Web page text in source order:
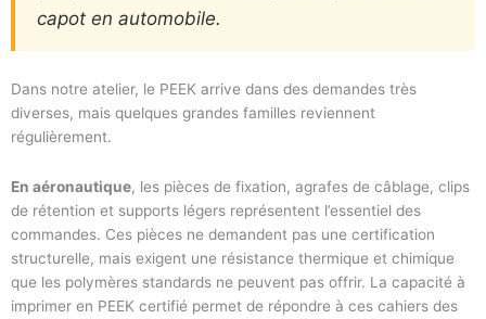
capot en automobile.
Dans notre atelier, le PEEK arrive dans des demandes très
diverses, mais quelques grandes familles reviennent
régulièrement.
En aéronautique, les pièces de fixation, agrafes de câblage, clips
de rétention et supports légers représentent l’essentiel des
commandes. Ces pièces ne demandent pas une certification
structurelle, mais exigent une résistance thermique et chimique
que les polymères standards ne peuvent pas offrir. La capacité à
imprimer en PEEK certifié permet de répondre à ces cahiers des